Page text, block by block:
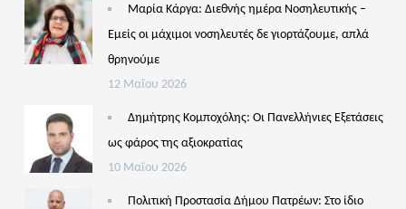
Μαρία Κάργα: Διεθνής ημέρα Νοσηλευτικής –
Εμείς οι μάχιμοι νοσηλευτές δε γιορτάζουμε, απλά
θρηνούμε
12 Μαΐου 2026
Δημήτρης Κομποχόλης: Οι Πανελλήνιες Εξετάσεις
ως φάρος της αξιοκρατίας
10 Μαΐου 2026
Πολιτική Προστασία Δήμου Πατρέων: Στο ίδιο